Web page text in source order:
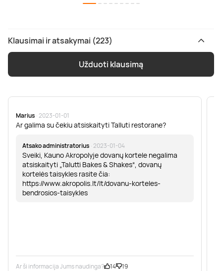
Klausimai ir atsakymai (223)
Užduoti klausimą
Marius · 2023-01-01
Ar galima su čekiu atsiskaityti Talluti restorane?
Atsako administratorius · 2023-01-04
Sveiki, Kauno Akropolyje dovanų kortele negalima
atsiskaityti „Talutti Bakes & Shakes“, dovanų
kortelės taisykles rasite čia:
https://www.akropolis.lt/lt/dovanu-korteles-
bendrosios-taisykles
Ar ši informacija Jums naudinga? 14 19